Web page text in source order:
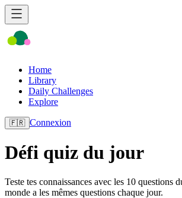
Home
Library
Daily Challenges
Explore
🇫🇷 Connexion
Défi quiz du jour
Teste tes connaissances avec les 10 questions
monde a les mêmes questions chaque jour.